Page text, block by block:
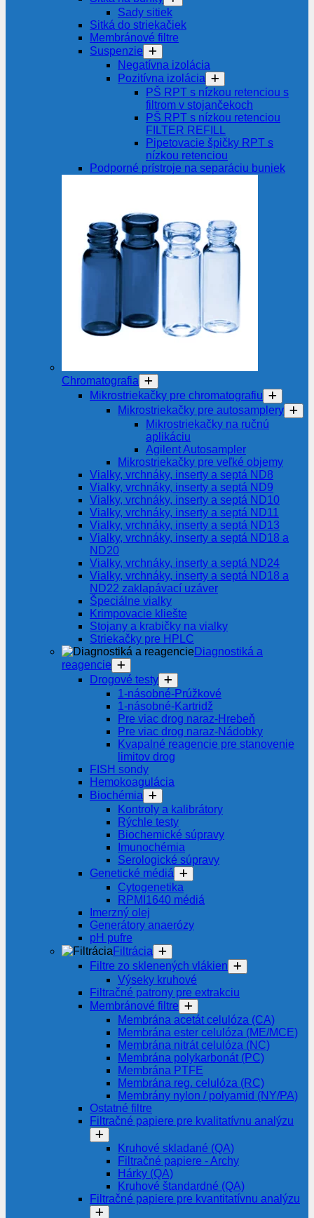
Sady sitiek
Sitká do striekačiek
Membránové filtre
Suspenzie
Negatívna izolácia
Pozitívna izolácia
PŠ RPT s nízkou retenciou s
filtrom v stojančekoch
PŠ RPT s nízkou retenciou
FILTER REFILL
Pipetovacie špičky RPT s
nízkou retenciou
Podporné prístroje na separáciu buniek
Chromatografia
Mikrostriekačky pre chromatografiu
Mikrostriekačky pre autosamplery
Mikrostriekačky na ručnú
aplikáciu
Agilent Autosampler
Mikrostriekačky pre veľké objemy
Vialky, vrchnáky, inserty a septá ND8
Vialky, vrchnáky, inserty a septá ND9
Vialky, vrchnáky, inserty a septá ND10
Vialky, vrchnáky, inserty a septá ND11
Vialky, vrchnáky, inserty a septá ND13
Vialky, vrchnáky, inserty a septá ND18 a
ND20
Vialky, vrchnáky, inserty a septá ND24
Vialky, vrchnáky, inserty a septá ND18 a
ND22 zaklapávací uzáver
Špeciálne vialky
Krimpovacie kliešte
Stojany a krabičky na vialky
Striekačky pre HPLC
Diagnostiká a
reagencie
Drogové testy
1-násobné-Prúžkové
1-násobné-Kartridž
Pre viac drog naraz-Hrebeň
Pre viac drog naraz-Nádobky
Kvapalné reagencie pre stanovenie
limitov drog
FISH sondy
Hemokoagulácia
Biochémia
Kontroly a kalibrátory
Rýchle testy
Biochemické súpravy
Imunochémia
Serologické súpravy
Genetické médiá
Cytogenetika
RPMI1640 médiá
Imerzný olej
Generátory anaerózy
pH pufre
Filtrácia
Filtre zo sklenených vlákien
Výseky kruhové
Filtračné patrony pre extrakciu
Membránové filtre
Membrána acetát celulóza (CA)
Membrána ester celulóza (ME/MCE)
Membrána nitrát celulóza (NC)
Membrána polykarbonát (PC)
Membrána PTFE
Membrána reg. celulóza (RC)
Membrány nylon / polyamid (NY/PA)
Ostatné filtre
Filtračné papiere pre kvalitatívnu analýzu
Kruhové skladané (QA)
Filtračné papiere - Archy
Hárky (QA)
Kruhové štandardné (QA)
Filtračné papiere pre kvantitatívnu analýzu